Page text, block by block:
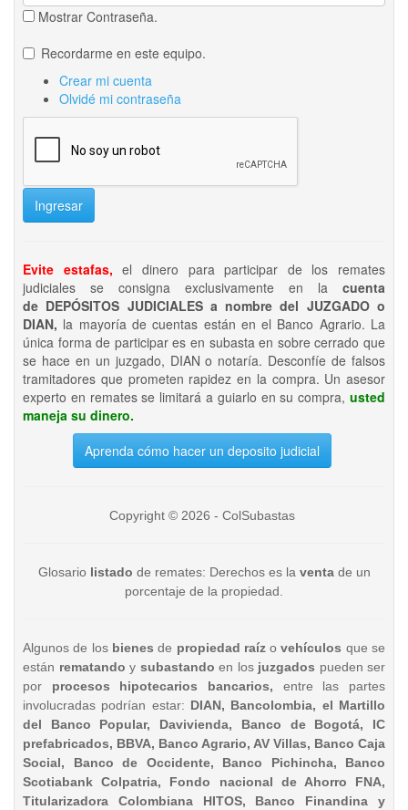
Mostrar Contraseña.
Recordarme en este equipo.
Crear mi cuenta
Olvidé mi contraseña
Ingresar
Evite estafas, el dinero para participar de los remates
judiciales se consigna exclusivamente en la cuenta
de DEPÓSITOS JUDICIALES a nombre del JUZGADO o
DIAN, la mayoría de cuentas están en el Banco Agrario. La
única forma de participar es en subasta en sobre cerrado que
se hace en un juzgado, DIAN o notaría. Desconfíe de falsos
tramitadores que prometen rapidez en la compra. Un asesor
experto en remates se limitará a guiarlo en su compra, usted
maneja su dinero.
Aprenda cómo hacer un deposito judicial
Copyright © 2026 - ColSubastas
Glosario listado de remates: Derechos es la ventade un
porcentaje de la propiedad.
Algunos de los bienesde propiedad raízo vehículos que se
están rematando y subastando en los juzgados pueden ser
por procesos hipotecarios bancarios, entre las partes
involucradas podrían estar: DIAN, Bancolombia, el Martillo
del Banco Popular, Davivienda, Banco de Bogotá, IC
prefabricados, BBVA, Banco Agrario, AV Villas, Banco Caja
Social, Banco de Occidente, Banco Pichincha, Banco
Scotiabank Colpatria, Fondo nacional de Ahorro FNA,
Titularizadora Colombiana HITOS, Banco Finandina y